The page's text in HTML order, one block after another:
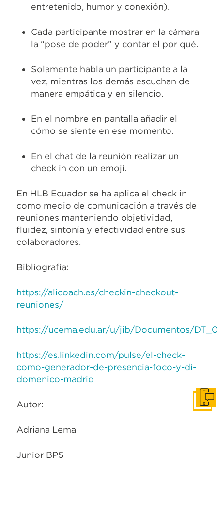
entretenido, humor y conexión).
Cada participante mostrar en la cámara
la “pose de poder” y contar el por qué.
Solamente habla un participante a la
vez, mientras los demás escuchan de
manera empática y en silencio.
En el nombre en pantalla añadir el
cómo se siente en ese momento.
En el chat de la reunión realizar un
check in con un emoji.
En HLB Ecuador se ha aplica el check in
como medio de comunicación a través de
reuniones manteniendo objetividad,
fluidez, sintonía y efectividad entre sus
colaboradores.
Bibliografía:
https://alicoach.es/checkin-checkout-
reuniones/
https://ucema.edu.ar/u/jib/Documentos/
https://es.linkedin.com/pulse/el-check-
como-generador-de-presencia-foco-y-di-
domenico-madrid
Autor:
Adriana Lema
Junior BPS